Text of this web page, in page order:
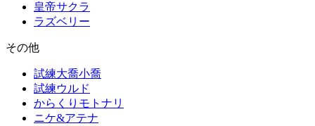
皇帝サクラ
ラズベリー
その他
試練大喬小喬
試練ウルド
からくりモトナリ
ニケ&アテナ